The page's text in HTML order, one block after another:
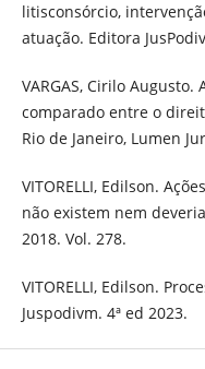
litisconsórcio,
atuação. Editora
VARGAS, Cirilo
comparado entre o
Rio de Janeiro, Lumen
VITORELLI, Edilson.
não existem nem
2018. Vol. 278.
VITORELLI, Edilson.
Juspodivm. 4ª ed 2023.